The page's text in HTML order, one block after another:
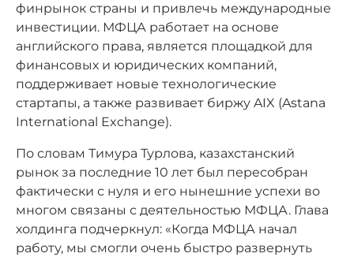
финрынок страны и привлечь международные
инвестиции. МФЦА работает на основе
английского права, является площадкой для
финансовых и юридических компаний,
поддерживает новые технологические
стартапы, а также развивает биржу AIX (Astana
International Exchange).
По словам Тимура Турлова, казахстанский
рынок за последние 10 лет был пересобран
фактически с нуля и его нынешние успехи во
многом связаны с деятельностью МФЦА. Глава
холдинга подчеркнул: «Когда МФЦА начал
работу, мы смогли очень быстро развернуть